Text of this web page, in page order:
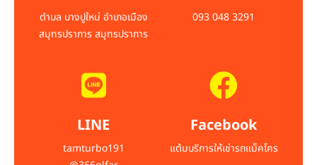
ตำบล บางปูใหม่ อำเภอเมือง
สมุทรปราการ สมุทรปราการ
093 048 3291
LINE
tamturbo191
Facebook
แต้มบริการให้เช่ารถแม็คโคร